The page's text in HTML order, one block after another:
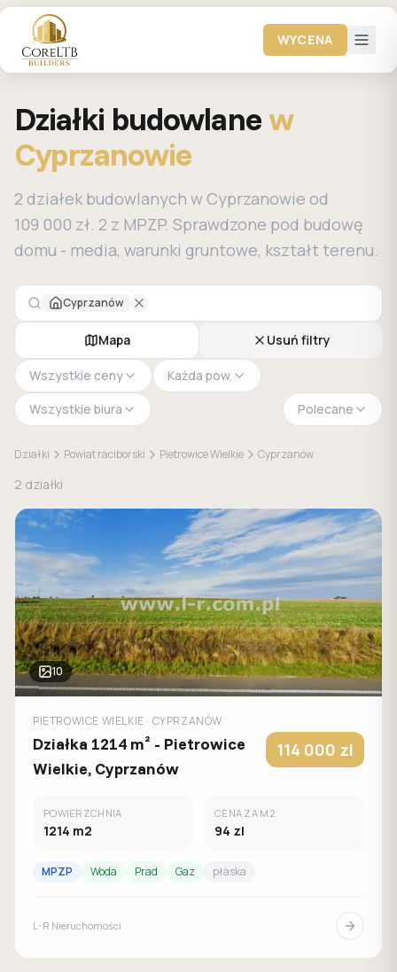
WYCENA
Działki budowlanew
Cyprzanowie
2 działek budowlanych w Cyprzanowie od
109 000 zł. 2 z MPZP. Sprawdzone pod budowę
domu - media, warunki gruntowe, kształt terenu.
Cyprzanów
Mapa Usuń filtry
Wszystkie ceny
Każda pow.
Wszystkie biura
Polecane
Działki Powiat raciborski Pietrowice Wielkie Cyprzanów
2 działki
10
PIETROWICE WIELKIE · CYPRZANÓW
Działka 1214 m² - Pietrowice
Wielkie, Cyprzanów
114 000 zl
POWIERZCHNIA
1214 m2
CENA ZA M2
94 zl
MPZP Woda Prad Gaz płaska
L-R Nieruchomości